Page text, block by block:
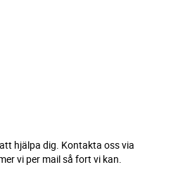
hjälpa dig. Kontakta oss via
vi per mail så fort vi kan.